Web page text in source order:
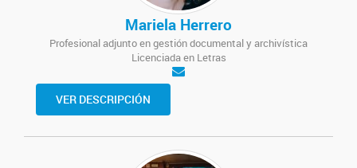
Mariela Herrero
Profesional adjunto en gestión documental y archivística
Licenciada en Letras
VER DESCRIPCIÓN